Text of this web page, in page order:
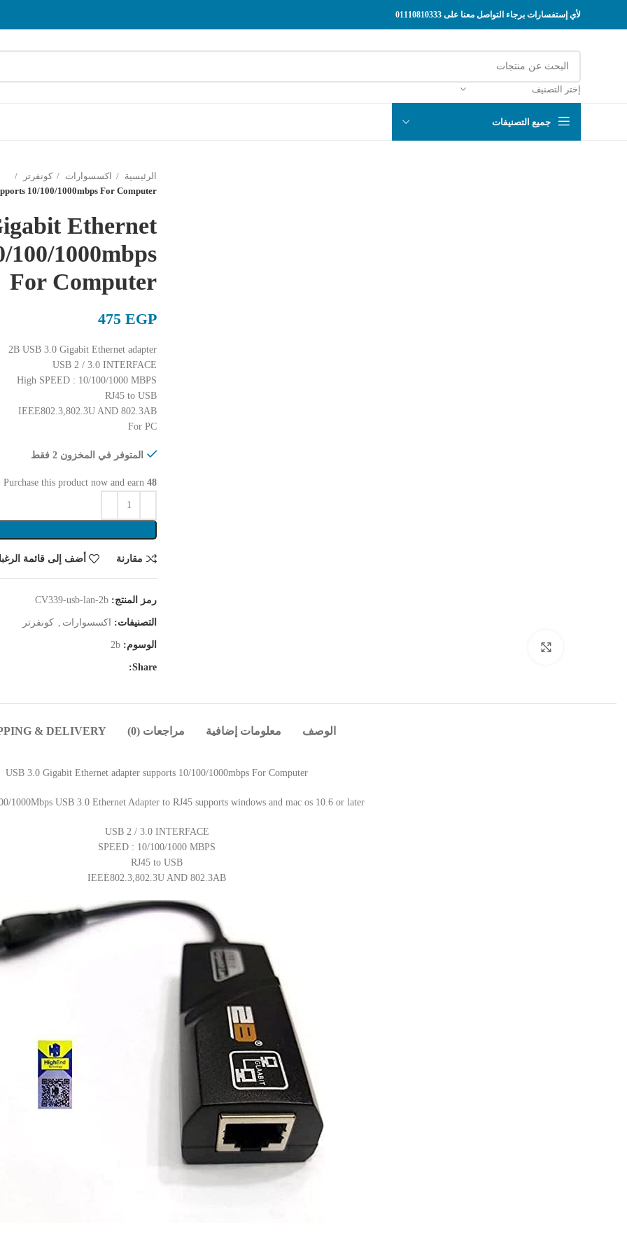
لأي إستفسارات برجاء التواصل معنا على 01110810333
إختر التصنيف
جميع التصنيفات
الرئيسية اكسسوارات
كونفرتر
10/100/1000mbps For Computer
Ethernet
100/1000mbps
For Computer
EGP
2B USB 3.0 Gigabit Ethernet adapter
USB 2 / 3.0 INTERFACE
High SPEED : 10/100/1000 MBPS
RJ45 to USB
IEEE802.3,802.3U AND 802.3AB
For PC
المتوفر في المخزون 2 فقط
Purchase this product now and earn 48
مقارنة أضف إلى قائمة
رمز المنتج: CV339-usb-lan-2b
التصنيفات: اكسسوارات , كونفرتر
الوسوم: 2b
Share:
الوصف معلومات إضافية مراجعات (0) & DELIVERY
USB 3.0 Gigabit Ethernet adapter supports 10/100/1000mbps For Computer
1000Mbps USB 3.0 Ethernet Adapter to RJ45 supports windows and mac os 10.6 or later
USB 2 / 3.0 INTERFACE
SPEED : 10/100/1000 MBPS
RJ45 to USB
IEEE802.3,802.3U AND 802.3AB